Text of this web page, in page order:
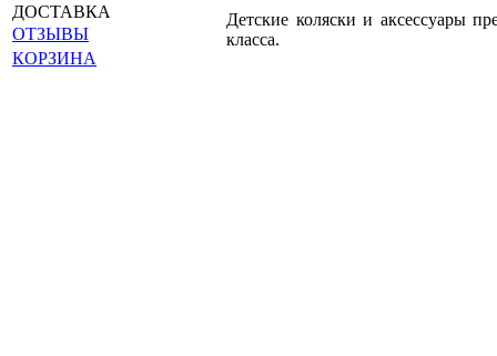
ДОСТАВКА
ОТЗЫВЫ
КОРЗИНА
Детские коляски и аксессуары
класса.